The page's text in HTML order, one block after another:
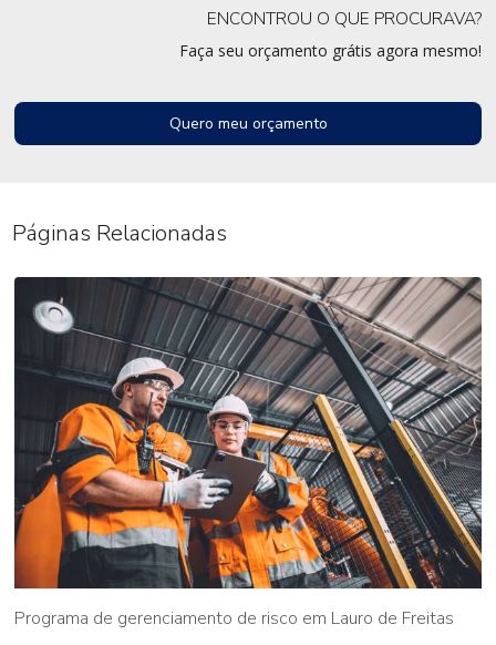
ENCONTROU O QUE PROCURAVA?
Faça seu orçamento grátis agora mesmo!
Quero meu orçamento
Páginas Relacionadas
Programa de gerenciamento de risco em Lauro de Freitas